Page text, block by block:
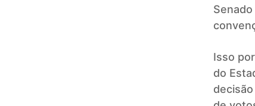
Isso
do